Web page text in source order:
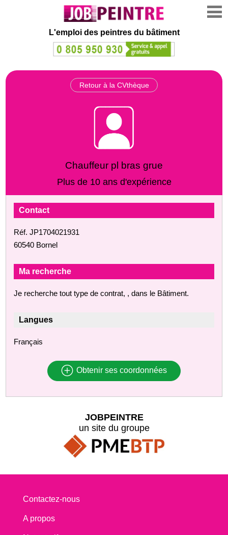
L'emploi des peintres du bâtiment
Retour à la CVthèque
Chauffeur pl bras grue
Plus de 10 ans d'expérience
Contact
Réf. JP1704021931
60540 Bornel
Ma recherche
Je recherche tout type de contrat, , dans le Bâtiment.
Langues
Français
Obtenir ses coordonnées
JOBPEINTRE
un site du groupe
Contactez-nous
A propos